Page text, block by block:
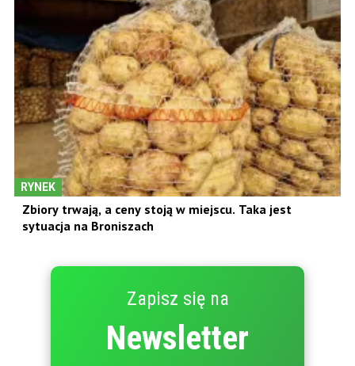
RYNEK
Zbiory trwają, a ceny stoją w miejscu. Taka jest
sytuacja na Broniszach
Zapisz się na
Newsletter